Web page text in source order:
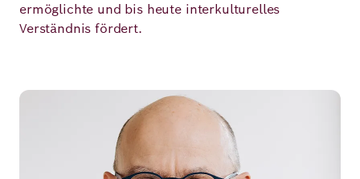
ermöglichte und bis heute interkulturelles
Verständnis fördert.
Bild